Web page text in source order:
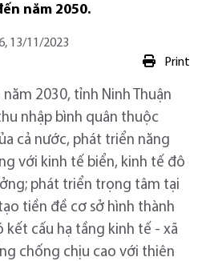
năm 2050.
13/11/2023
Print
năm 2030, tỉnh Ninh Thuận
nhập bình quân thuộc
cả nước, phát triển năng
với kinh tế biển, kinh tế đô
phát triển trọng tâm tại
tiền đề cơ sở hình thành
kết cấu hạ tầng kinh tế - xã
chống chịu cao với thiên